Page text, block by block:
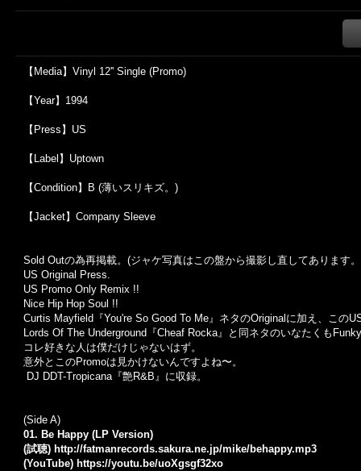
【Media】Vinyl 12'' Single (Promo)
【Year】1994
【Press】US
【Label】Uptown
【Condition】B (薄いスリキズ。)
【Jacket】Company Sleeve
Sold Outの為再掲載。(ジャケ写真はこの盤から撮影し直してあります
US Original Press.
US Promo Only Remix !!
Nice Hip Hop Soul !!
Curtis Mayfield『You're So Good To Me』ネタのOriginalに加え、この
Lords Of The Underground『Cheaf Rocka』と同ネタのいなたくも
コレ好きな人は僕だけじゃないはず。
意外とこのPromoは見かけないんですよね〜。
DJ DDT-Tropicana『艶R&B』に収録。
(Side A)
01. Be Happy (LP Version)
(試聴) http://fatmanrecords.sakura.ne.jp/mike/behappy.mp3
(YouTube) https://youtu.be/uoXgsgf32xo